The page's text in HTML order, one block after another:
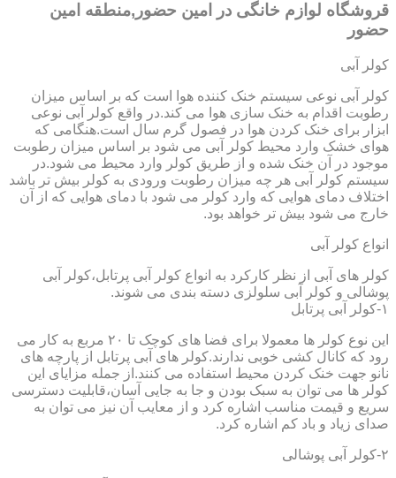
قروشگاه لوازم خانگی در امین حضور,منطقه امین
حضور
کولر آبی
کولر آبی نوعی سیستم خنک کننده هوا است که بر اساس میزان
رطوبت اقدام به خنک سازی هوا می کند.در واقع کولر آبی نوعی
ابزار برای خنک کردن هوا در فصول گرم سال است.هنگامی که
هوای خشک وارد محیط کولر آبی می شود بر اساس میزان رطوبت
موجود در آن خنک شده و از طریق کولر وارد محیط می شود.در
سیستم کولر آبی هر چه میزان رطوبت ورودی به کولر بیش تر باشد
اختلاف دمای هوایی که وارد کولر می شود با دمای هوایی که از آن
خارج می شود بیش تر خواهد بود.
انواع کولر آبی
کولر های آبی از نظر کارکرد به انواع کولر آبی پرتابل،کولر آبی
پوشالی و کولر آبی سلولزی دسته بندی می شوند.
۱-کولر آبی پرتابل
این نوع کولر ها معمولا برای فضا های کوچک تا ۲۰ مربع به کار می
رود که کانال کشی خوبی ندارند.کولر های آبی پرتابل از پارچه های
نانو جهت خنک کردن محیط استفاده می کنند.از جمله مزایای این
کولر ها می توان به سبک بودن و جا به جایی آسان،قابلیت دسترسی
سریع و قیمت مناسب اشاره کرد و از معایب آن نیز می توان به
صدای زیاد و باد کم اشاره کرد.
۲-کولر آبی پوشالی